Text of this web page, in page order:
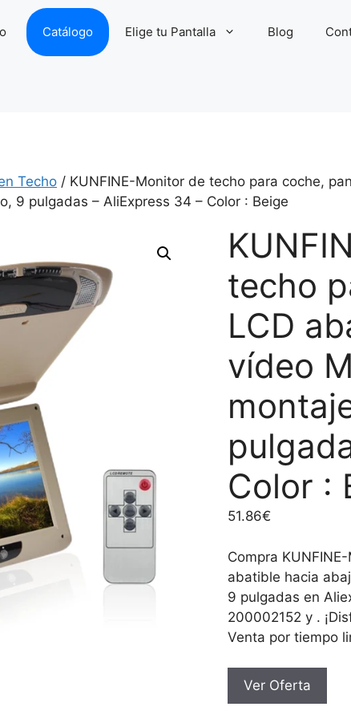
Catálogo Elige tu Pantalla Blog
Techo / KUNFINE-Monitor de techo para coche,
9 pulgadas – AliExpress 34 – Color : Beige
techo
LCD
vídeo
Color :
51.86€
Compra
abatible hacia
9 pulgadas en
200002152 y .
Venta por tiempo
Ver Oferta